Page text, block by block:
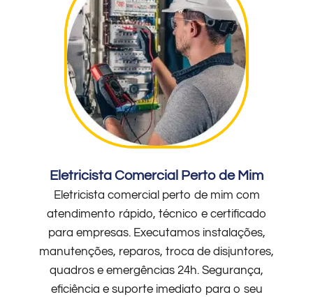
Eletricista Comercial Perto de Mim
Eletricista comercial perto de mim com
atendimento rápido, técnico e certificado
para empresas. Executamos instalações,
manutenções, reparos, troca de disjuntores,
quadros e emergências 24h. Segurança,
eficiência e suporte imediato para o seu